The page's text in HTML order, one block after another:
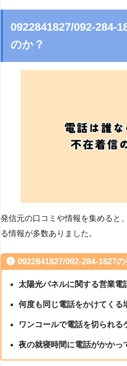
0922841827/092-284-
のか？
発信元の口コミや情報を集めると
る情報が多数ありました。
0922841827/092-284-1827
太陽光パネルに関する営業電
何度も同じ電話をかけてくる
ワンコールで電話を切られる
夜の就寝時間に電話がかかっ